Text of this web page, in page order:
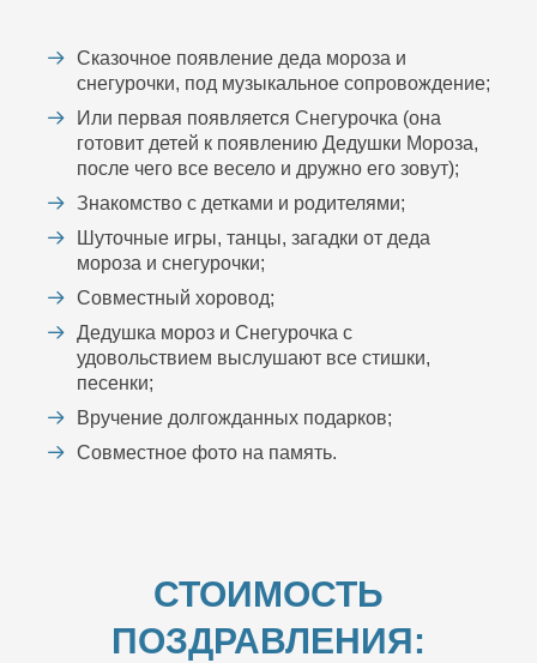
Сказочное появление деда мороза и
снегурочки, под музыкальное сопровождение;
Или первая появляется Снегурочка (она
готовит детей к появлению Дедушки Мороза,
после чего все весело и дружно его зовут);
Знакомство с детками и родителями;
Шуточные игры, танцы, загадки от деда
мороза и снегурочки;
Совместный хоровод;
Дедушка мороз и Снегурочка с
удовольствием выслушают все стишки,
песенки;
Вручение долгожданных подарков;
Совместное фото на память.
СТОИМОСТЬ
ПОЗДРАВЛЕНИЯ: